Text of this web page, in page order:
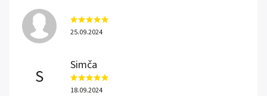
25.09.2024
S
Simča
18.09.2024